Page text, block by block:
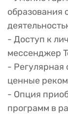
образования
- Доступ к
мессенджер
- Регулярная
ценные
- Опция
программ в